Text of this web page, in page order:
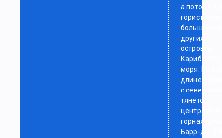
а потому
горист, чем
других
островов
Карибского
моря. По
длине
с севера на
тянется
горная цепь
Барр-де-